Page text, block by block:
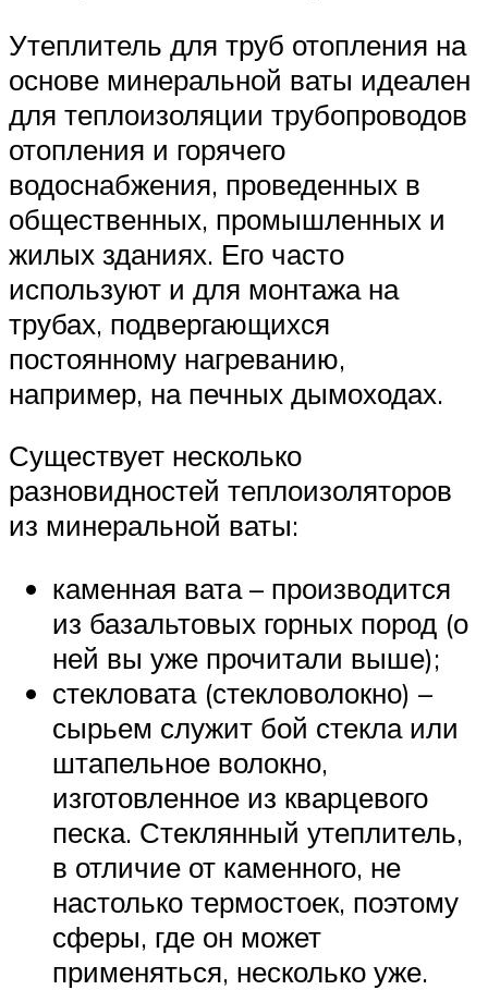
Утеплитель для труб отопления на
основе минеральной ваты идеален
для теплоизоляции трубопроводов
отопления и горячего
водоснабжения, проведенных в
общественных, промышленных и
жилых зданиях. Его часто
используют и для монтажа на
трубах, подвергающихся
постоянному нагреванию,
например, на печных дымоходах.
Существует несколько
разновидностей теплоизоляторов
из минеральной ваты:
каменная вата – производится
из базальтовых горных пород (о
ней вы уже прочитали выше);
стекловата (стекловолокно) –
сырьем служит бой стекла или
штапельное волокно,
изготовленное из кварцевого
песка. Стеклянный утеплитель,
в отличие от каменного, не
настолько термостоек, поэтому
сферы, где он может
применяться, несколько уже.